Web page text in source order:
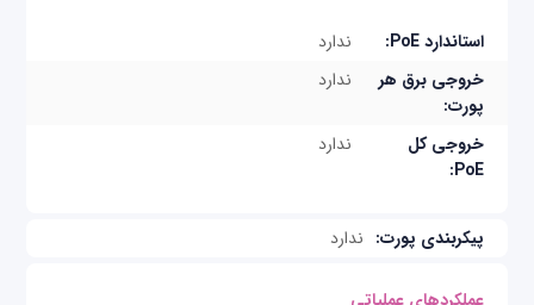
استاندارد PoE:
ندارد
خروجی برق هر
پورت:
ندارد
خروجی کل
PoE:
ندارد
پیکربندی پورت: ندارد